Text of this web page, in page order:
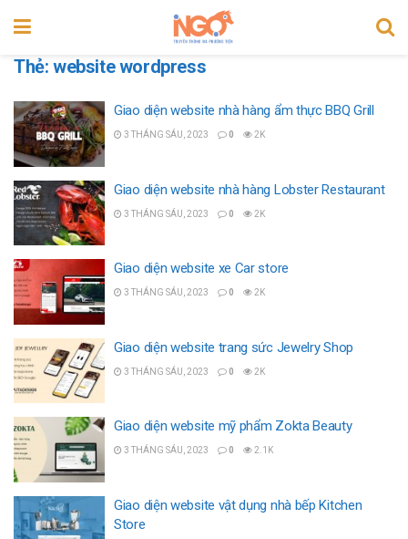
Thẻ:website wordpress
Giao diện website nhà hàng ẩm thực BBQ Grill
3 THÁNG SÁU, 2023 0 2K
Giao diện website nhà hàng Lobster Restaurant
3 THÁNG SÁU, 2023 0 2K
Giao diện website xe Car store
3 THÁNG SÁU, 2023 0 2K
Giao diện website trang sức Jewelry Shop
3 THÁNG SÁU, 2023 0 2K
Giao diện website mỹ phẩm Zokta Beauty
3 THÁNG SÁU, 2023 0 2.1K
Giao diện website vật dụng nhà bếp Kitchen
Store